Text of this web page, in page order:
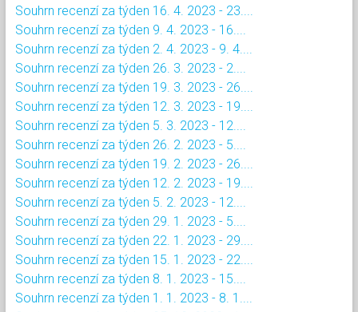
Souhrn recenzí za týden 16. 4. 2023 - 23....
Souhrn recenzí za týden 9. 4. 2023 - 16....
Souhrn recenzí za týden 2. 4. 2023 - 9. 4....
Souhrn recenzí za týden 26. 3. 2023 - 2....
Souhrn recenzí za týden 19. 3. 2023 - 26....
Souhrn recenzí za týden 12. 3. 2023 - 19....
Souhrn recenzí za týden 5. 3. 2023 - 12....
Souhrn recenzí za týden 26. 2. 2023 - 5....
Souhrn recenzí za týden 19. 2. 2023 - 26....
Souhrn recenzí za týden 12. 2. 2023 - 19....
Souhrn recenzí za týden 5. 2. 2023 - 12....
Souhrn recenzí za týden 29. 1. 2023 - 5....
Souhrn recenzí za týden 22. 1. 2023 - 29....
Souhrn recenzí za týden 15. 1. 2023 - 22....
Souhrn recenzí za týden 8. 1. 2023 - 15....
Souhrn recenzí za týden 1. 1. 2023 - 8. 1....